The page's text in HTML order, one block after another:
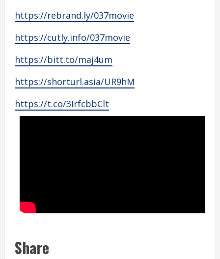
https://rebrand.ly/037movie
https://cutly.info/037movie
https://bitt.to/maj4um
https://shorturl.asia/UR9hM
https://t.co/3IrfcbbClt
Share